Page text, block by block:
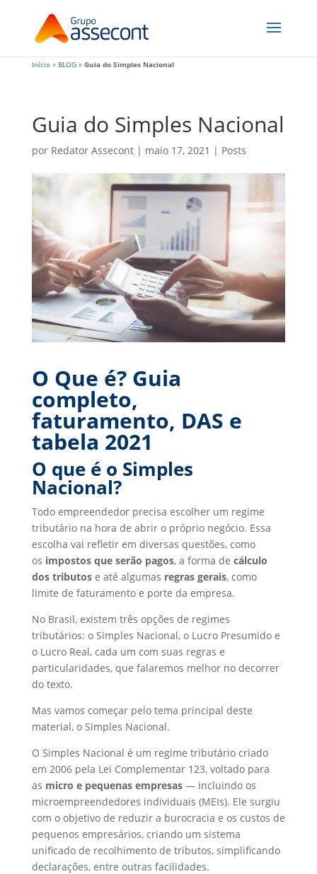
Início» BLOG» Guia do Simples Nacional
Guia do Simples Nacional
por Redator Assecont| maio 17, 2021 | Posts
O Que é? Guia
completo,
faturamento, DAS e
tabela 2021
O que é o Simples
Nacional?
Todo empreendedor precisa escolher um regime
tributário na hora de abrir o próprio negócio. Essa
escolha vai refletir em diversas questões, como
os impostos que serão pagos, a forma de cálculo
dos tributose até algumas regras gerais, como
limite de faturamento e porte da empresa.
No Brasil, existem três opções de regimes
tributários: o Simples Nacional, o Lucro Presumido e
o Lucro Real, cada um com suas regras e
particularidades, que falaremos melhor no decorrer
do texto.
Mas vamos começar pelo tema principal deste
material, o Simples Nacional.
O Simples Nacional é um regime tributário criado
em 2006 pela Lei Complementar 123, voltado para
as micro e pequenas empresas— incluindo os
microempreendedores individuais (MEIs). Ele surgiu
com o objetivo de reduzir a burocracia e os custos de
pequenos empresários, criando um sistema
unificado de recolhimento de tributos, simplificando
declarações, entre outras facilidades.